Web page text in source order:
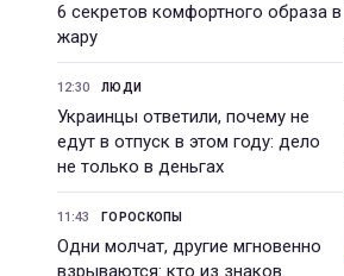
6 секретов комфортного образа в
жару
12:30 ЛЮДИ
Украинцы ответили, почему не
едут в отпуск в этом году: дело
не только в деньгах
11:43 ГОРОСКОПЫ
Одни молчат, другие мгновенно
взрываются: кто из знаков